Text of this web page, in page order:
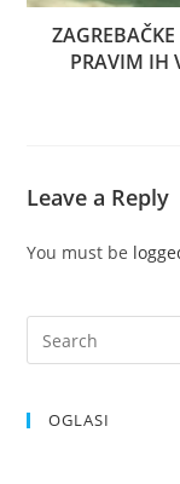
PRAVIM IH
Leave a Reply
You must be
OGLASI